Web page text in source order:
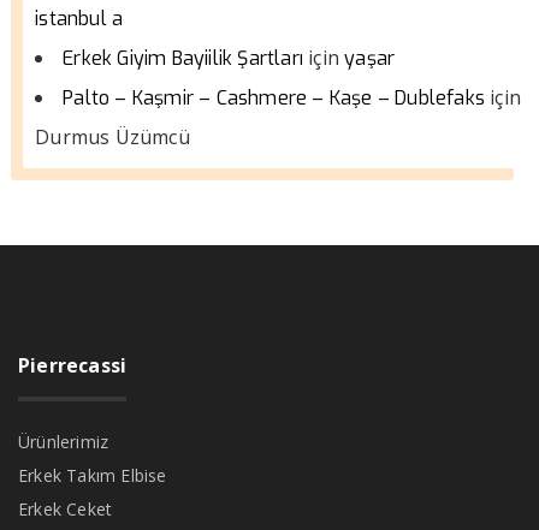
istanbul a
Erkek Giyim Bayiilik Şartları içinyaşar
Palto – Kaşmir – Cashmere – Kaşe – Dublefaks için
Durmus Üzümcü
Pierrecassi
Ürünlerimiz
Erkek Takım Elbise
Erkek Ceket